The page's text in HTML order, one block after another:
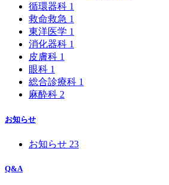
循環器科 1
救命救急 1
東洋医学 1
消化器科 1
皮膚科 1
眼科 1
総合診療科 1
麻酔科 2
お知らせ
お知らせ 23
Q&A